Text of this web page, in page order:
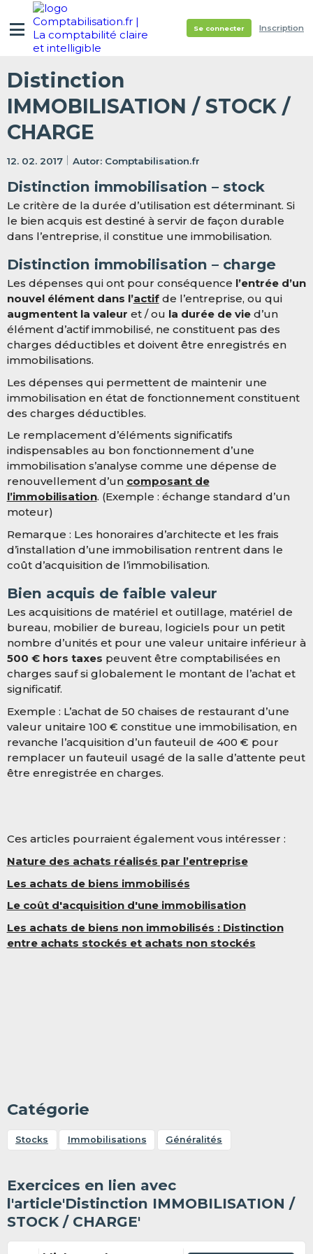
Se connecter Inscription
Distinction
IMMOBILISATION / STOCK /
CHARGE
12. 02. 2017 Comptabilisation.fr
Distinction immobilisation – stock
Le critère de la durée d’utilisation est déterminant. Si
le bien acquis est destiné à servir de façon durable
dans l’entreprise, il constitue une immobilisation.
Distinction immobilisation – charge
Les dépenses qui ont pour conséquence l’entrée d’un
nouvel élément dans l’actifde l’entreprise, ou qui
augmentent la valeur et / ou la durée de vied’un
élément d’actif immobilisé, ne constituent pas des
charges déductibles et doivent être enregistrés en
immobilisations.
Les dépenses qui permettent de maintenir une
immobilisation en état de fonctionnement constituent
des charges déductibles.
Le remplacement d’éléments significatifs
indispensables au bon fonctionnement d’une
immobilisation s’analyse comme une dépense de
renouvellement d’un composant de
l’immobilisation. (Exemple : échange standard d’un
moteur)
Remarque : Les honoraires d’architecte et les frais
d’installation d’une immobilisation rentrent dans le
coût d’acquisition de l’immobilisation.
Bien acquis de faible valeur
Les acquisitions de matériel et outillage, matériel de
bureau, mobilier de bureau, logiciels pour un petit
nombre d’unités et pour une valeur unitaire inférieur à
500 € hors taxes peuvent être comptabilisées en
charges sauf si globalement le montant de l’achat et
significatif.
Exemple : L’achat de 50 chaises de restaurant d’une
valeur unitaire 100 € constitue une immobilisation, en
revanche l’acquisition d’un fauteuil de 400 € pour
remplacer un fauteuil usagé de la salle d’attente peut
être enregistrée en charges.
Ces articles pourraient également vous intéresser :
Nature des achats réalisés par l’entreprise
Les achats de biens immobilisés
Le coût d'acquisition d'une immobilisation
Les achats de biens non immobilisés : Distinction
entre achats stockés et achats non stockés
Catégorie
Stocks Immobilisations Généralités
Exercices en lien avec
l'article'Distinction IMMOBILISATION /
STOCK / CHARGE'